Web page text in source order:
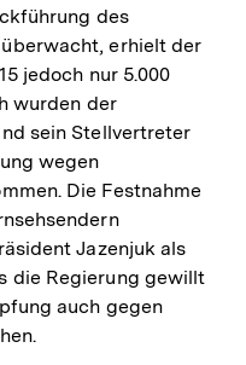
des
erhielt der
jedoch nur 5.000
wurden der
sein Stellvertreter
wegen
Die Festnahme
Jazenjuk als
die Regierung gewillt
auch gegen